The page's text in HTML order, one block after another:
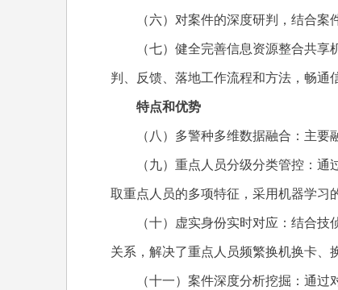
（六）对案件的深度研判，结合案件
（七）健全完善信息资源整合共享
判、反馈、落地工作流程和方法，畅通
特点和优势
（八）多警种多维数据融合：主要融
（九）重点人员分级分类管控：通
取重点人员的多项特征，采用机器学习
（十）虚实身份实时对应：结合技
关系，解决了重点人员频繁换机换卡、
（十一）案件深度分析挖掘：通过对